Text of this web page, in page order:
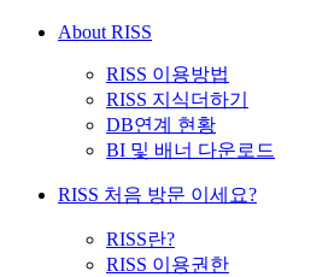
About RISS
RISS 이용방법
RISS 지식더하기
DB연계 현황
BI 및 배너 다운로드
RISS 처음 방문 이세요?
RISS란?
RISS 이용권한